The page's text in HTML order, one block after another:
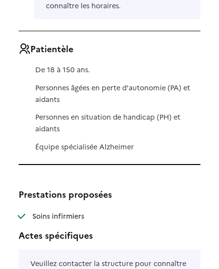
connaître les horaires.
Patientèle
De 18 à 150 ans.
Personnes âgées en perte d'autonomie (PA) et
aidants
Personnes en situation de handicap (PH) et
aidants
Équipe spécialisée Alzheimer
Prestations proposées
Soins infirmiers: disponible
: non disponible
Actes spécifiques
Veuillez contacter la structure pour connaître